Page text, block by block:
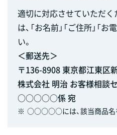
適切に対応させていただく
は、「お名前」「ご住所」「
い。
＜郵送先＞
〒136-8908 東京都江東区
株式会社 明治 お客様相談
○○○○○係 宛
※ ○○○○○には、該当商品名